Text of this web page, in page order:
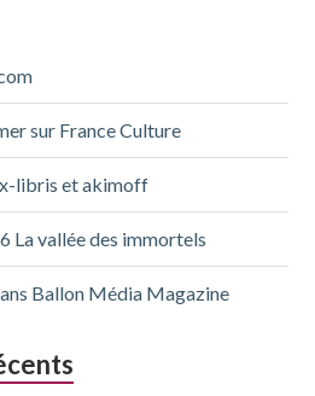
sur France Culture
libris et akimoff
La vallée des immortels
Ballon Média Magazine